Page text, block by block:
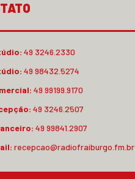
49 3246.2330
49 98432.5274
49 99199.9170
49 3246.2507
49 99841.2907
recepcao@radiofraiburgo.fm.br